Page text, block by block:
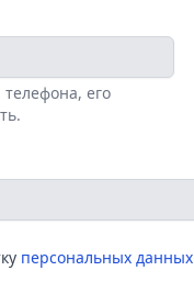
его
персональных данных